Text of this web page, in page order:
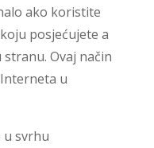
ako koristite
posjećujete a
Ovaj način
u
u svrhu